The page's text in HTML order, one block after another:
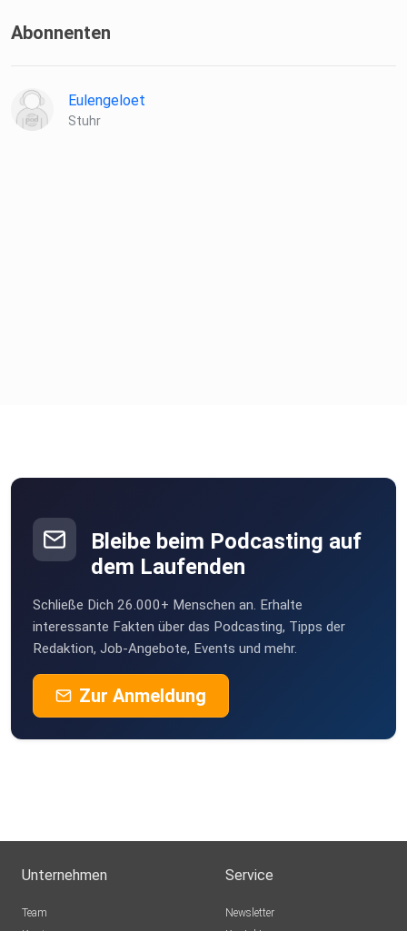
Abonnenten
Eulengeloet
Stuhr
Bleibe beim Podcasting auf
dem Laufenden
Schließe Dich 26.000+ Menschen an. Erhalte
interessante Fakten über das Podcasting, Tipps der
Redaktion, Job-Angebote, Events und mehr.
Zur Anmeldung
Unternehmen
Team
Service
Newsletter